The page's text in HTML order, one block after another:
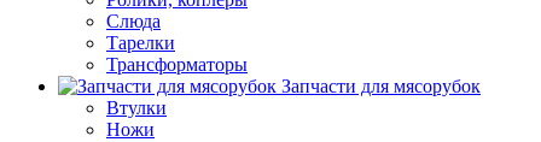
Слюда
Тарелки
Трансформаторы
Запчасти для мясорубок
Втулки
Ножи